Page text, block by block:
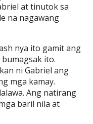
at tinutok sa
na nagawang
nya ito gamit ang
ito.
ni Gabriel ang
mga kamay.
Ang natirang
baril nila at